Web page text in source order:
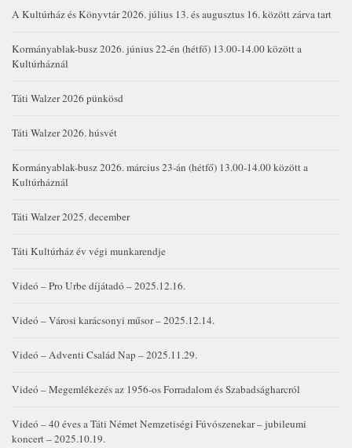
A Kultúrház és Könyvtár 2026. július 13. és augusztus 16. között zárva tart
Kormányablak-busz 2026. június 22-én (hétfő) 13.00-14.00 között a
Kultúrháznál
Táti Walzer 2026 pünkösd
Táti Walzer 2026. húsvét
Kormányablak-busz 2026. március 23-án (hétfő) 13.00-14.00 között a
Kultúrháznál
Táti Walzer 2025. december
Táti Kultúrház év végi munkarendje
Videó – Pro Urbe díjátadó – 2025.12.16.
Videó – Városi karácsonyi műsor – 2025.12.14.
Videó – Adventi Család Nap – 2025.11.29.
Videó – Megemlékezés az 1956-os Forradalom és Szabadságharcról
Videó – 40 éves a Táti Német Nemzetiségi Fúvószenekar – jubileumi
koncert – 2025.10.19.